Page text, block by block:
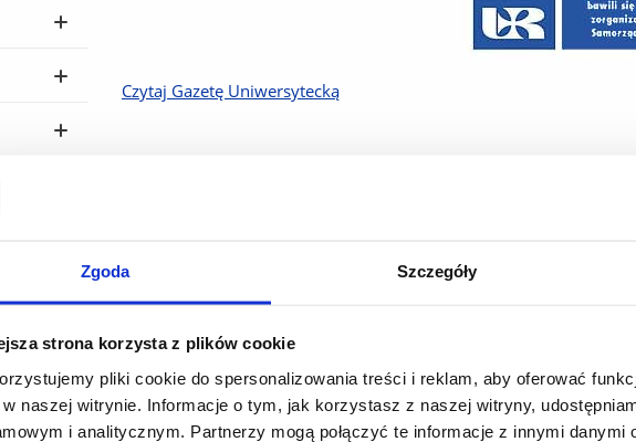
Zgoda Szczegóły
strona korzysta z plików cookie
pliki cookie do spersonalizowania treści i reklam, aby oferować
w naszej witrynie. Informacje o tym, jak korzystasz z naszej witryny,
i analitycznym. Partnerzy mogą połączyć te informacje z innymi danymi
Czytaj Gazetę Uniwersytecką